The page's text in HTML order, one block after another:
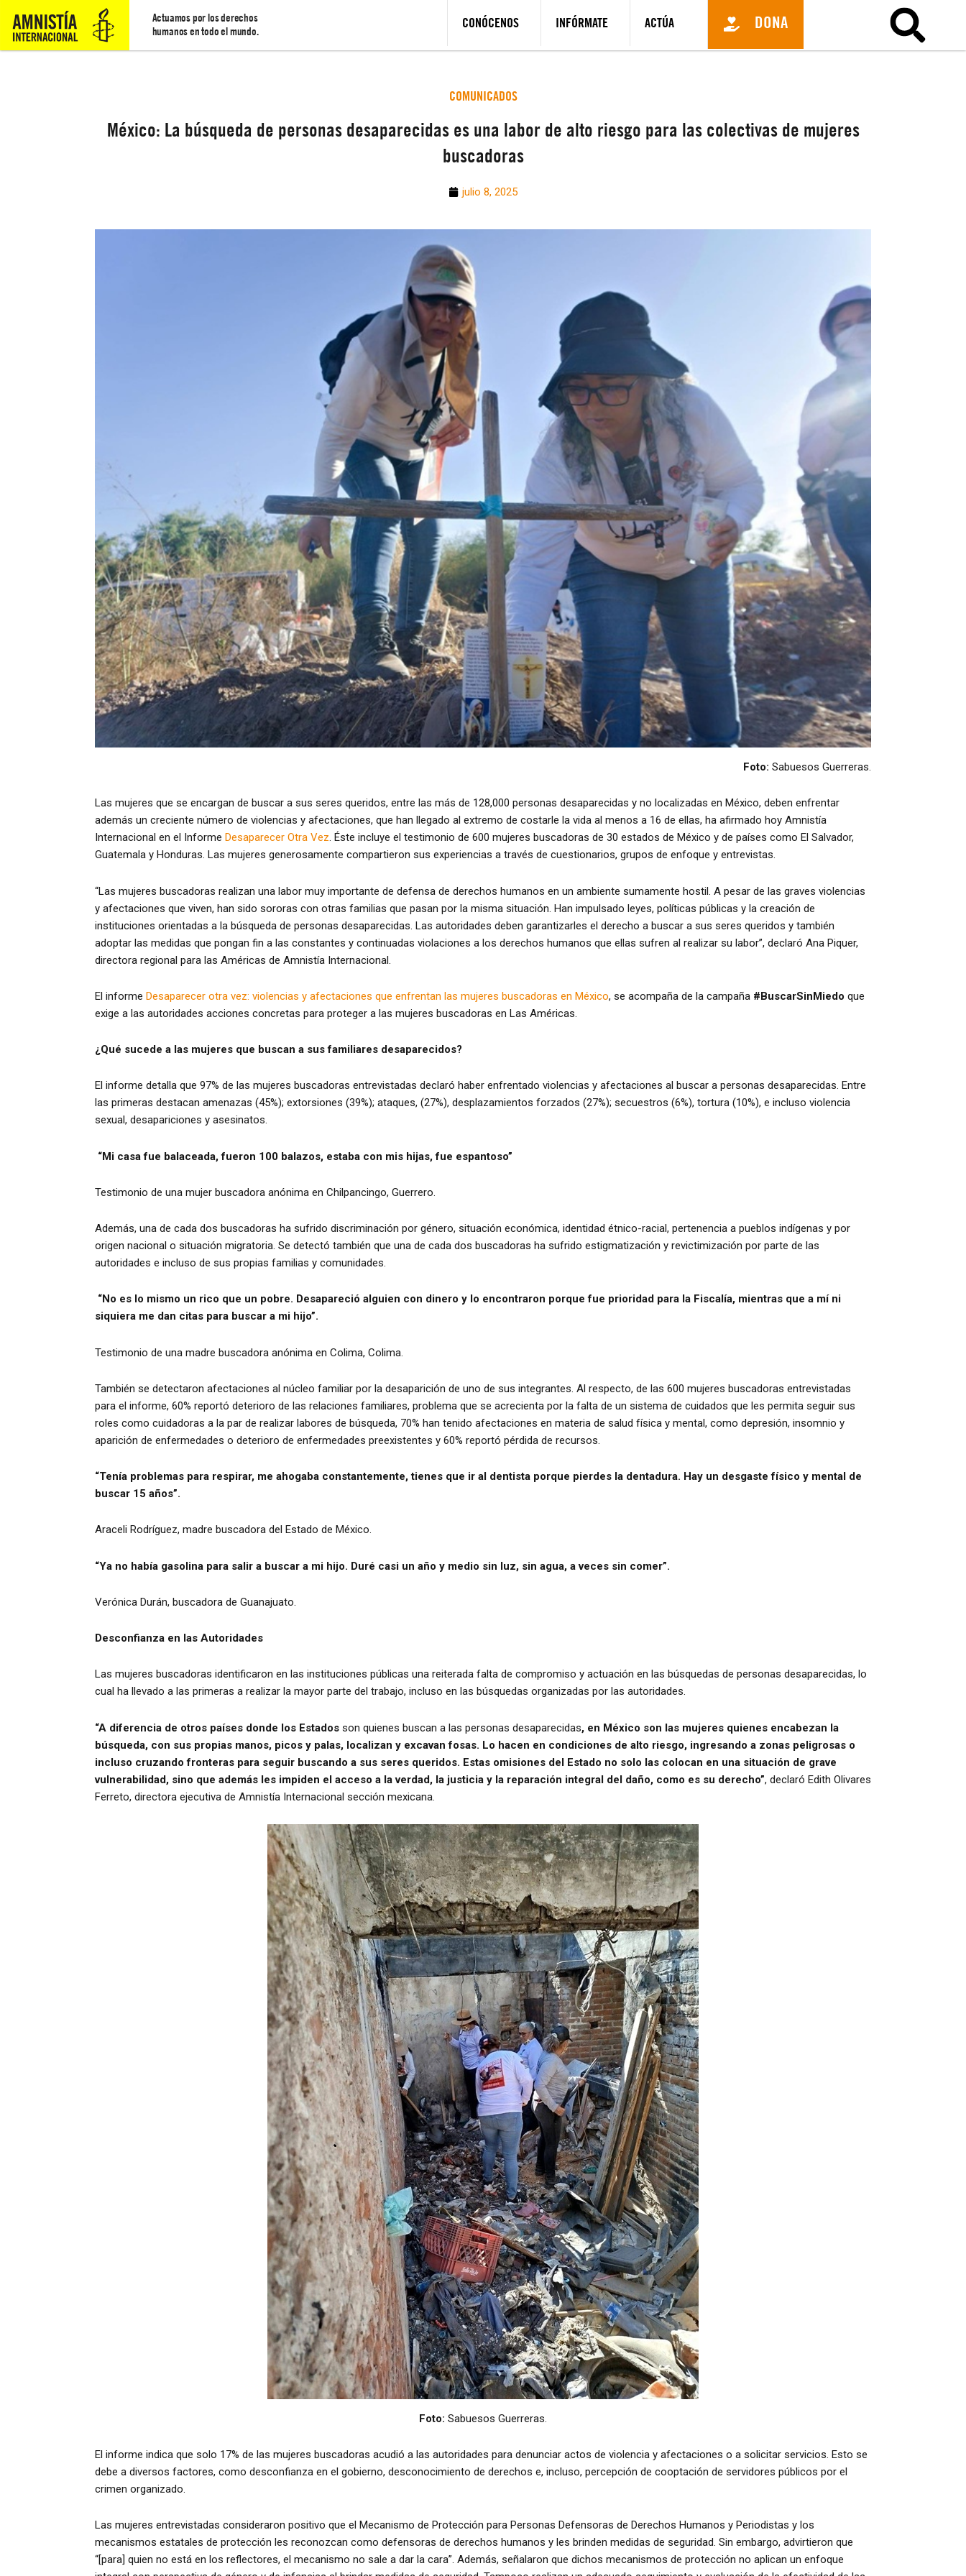
Actuamos por los derechos
humanos en todo el mundo.
CONÓCENOS INFÓRMATE ACTÚA DONA
COMUNICADOS
México: La búsqueda de personas desaparecidas es una labor de alto riesgo para las colectivas de mujeres
buscadoras
julio 8, 2025
Foto: Sabuesos Guerreras.
Las mujeres que se encargan de buscar a sus seres queridos, entre las más de 128,000 personas desaparecidas y no localizadas en México, deben enfrentar
además un creciente número de violencias y afectaciones, que han llegado al extremo de costarle la vida al menos a 16 de ellas, ha afirmado hoy Amnistía
Internacional en el Informe Desaparecer Otra Vez. Éste incluye el testimonio de 600 mujeres buscadoras de 30 estados de México y de países como El Salvador,
Guatemala y Honduras. Las mujeres generosamente compartieron sus experiencias a través de cuestionarios, grupos de enfoque y entrevistas.
“Las mujeres buscadoras realizan una labor muy importante de defensa de derechos humanos en un ambiente sumamente hostil. A pesar de las graves violencias
y afectaciones que viven, han sido sororas con otras familias que pasan por la misma situación. Han impulsado leyes, políticas públicas y la creación de
instituciones orientadas a la búsqueda de personas desaparecidas. Las autoridades deben garantizarles el derecho a buscar a sus seres queridos y también
adoptar las medidas que pongan fin a las constantes y continuadas violaciones a los derechos humanos que ellas sufren al realizar su labor”, declaró Ana Piquer,
directora regional para las Américas de Amnistía Internacional.
El informe Desaparecer otra vez: violencias y afectaciones que enfrentan las mujeres buscadoras en México, se acompaña de la campaña #BuscarSinMiedo que
exige a las autoridades acciones concretas para proteger a las mujeres buscadoras en Las Américas.
¿Qué sucede a las mujeres que buscan a sus familiares desaparecidos?
El informe detalla que 97% de las mujeres buscadoras entrevistadas declaró haber enfrentado violencias y afectaciones al buscar a personas desaparecidas. Entre
las primeras destacan amenazas (45%); extorsiones (39%); ataques, (27%), desplazamientos forzados (27%); secuestros (6%), tortura (10%), e incluso violencia
sexual, desapariciones y asesinatos.
“Mi casa fue balaceada, fueron 100 balazos, estaba con mis hijas, fue espantoso”
Testimonio de una mujer buscadora anónima en Chilpancingo, Guerrero.
Además, una de cada dos buscadoras ha sufrido discriminación por género, situación económica, identidad étnico-racial, pertenencia a pueblos indígenas y por
origen nacional o situación migratoria. Se detectó también que una de cada dos buscadoras ha sufrido estigmatización y revictimización por parte de las
autoridades e incluso de sus propias familias y comunidades.
“No es lo mismo un rico que un pobre. Desapareció alguien con dinero y lo encontraron porque fue prioridad para la Fiscalía, mientras que a mí ni
siquiera me dan citas para buscar a mi hijo”.
Testimonio de una madre buscadora anónima en Colima, Colima.
También se detectaron afectaciones al núcleo familiar por la desaparición de uno de sus integrantes. Al respecto, de las 600 mujeres buscadoras entrevistadas
para el informe, 60% reportó deterioro de las relaciones familiares, problema que se acrecienta por la falta de un sistema de cuidados que les permita seguir sus
roles como cuidadoras a la par de realizar labores de búsqueda, 70% han tenido afectaciones en materia de salud física y mental, como depresión, insomnio y
aparición de enfermedades o deterioro de enfermedades preexistentes y 60% reportó pérdida de recursos.
“Tenía problemas para respirar, me ahogaba constantemente, tienes que ir al dentista porque pierdes la dentadura. Hay un desgaste físico y mental de
buscar 15 años”.
Araceli Rodríguez, madre buscadora del Estado de México.
“Ya no había gasolina para salir a buscar a mi hijo. Duré casi un año y medio sin luz, sin agua, a veces sin comer”.
Verónica Durán, buscadora de Guanajuato.
Desconfianza en las Autoridades
Las mujeres buscadoras identificaron en las instituciones públicas una reiterada falta de compromiso y actuación en las búsquedas de personas desaparecidas, lo
cual ha llevado a las primeras a realizar la mayor parte del trabajo, incluso en las búsquedas organizadas por las autoridades.
“A diferencia de otros países donde los Estados son quienes buscan a las personas desaparecidas, en México son las mujeres quienes encabezan la
búsqueda, con sus propias manos, picos y palas, localizan y excavan fosas. Lo hacen en condiciones de alto riesgo, ingresando a zonas peligrosas o
incluso cruzando fronteras para seguir buscando a sus seres queridos. Estas omisiones del Estado no solo las colocan en una situación de grave
vulnerabilidad, sino que además les impiden el acceso a la verdad, la justicia y la reparación integral del daño, como es su derecho”, declaró Edith Olivares
Ferreto, directora ejecutiva de Amnistía Internacional sección mexicana.
Foto: Sabuesos Guerreras.
El informe indica que solo 17% de las mujeres buscadoras acudió a las autoridades para denunciar actos de violencia y afectaciones o a solicitar servicios. Esto se
debe a diversos factores, como desconfianza en el gobierno, desconocimiento de derechos e, incluso, percepción de cooptación de servidores públicos por el
crimen organizado.
Las mujeres entrevistadas consideraron positivo que el Mecanismo de Protección para Personas Defensoras de Derechos Humanos y Periodistas y los
mecanismos estatales de protección les reconozcan como defensoras de derechos humanos y les brinden medidas de seguridad. Sin embargo, advirtieron que
“[para] quien no está en los reflectores, el mecanismo no sale a dar la cara”. Además, señalaron que dichos mecanismos de protección no aplican un enfoque